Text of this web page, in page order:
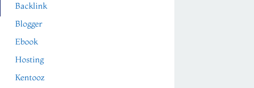
Backlink
Blogger
Ebook
Hosting
Kentooz